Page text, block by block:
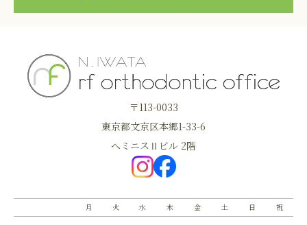
〒113-0033
東京都文京区本郷1-33-6
へミニスⅡビル 2階
月 火 水 木 金 土 日 祝